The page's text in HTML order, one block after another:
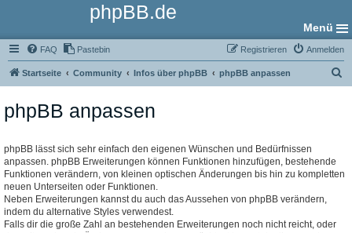
phpBB.de
Menü
FAQ Pastebin Anmelden
Registrieren
Startseite Community Infos über phpBB phpBB anpassen
phpBB anpassen
phpBB lässt sich sehr einfach den eigenen Wünschen und Bedürfnissen
anpassen. phpBB Erweiterungen können Funktionen hinzufügen, bestehende
Funktionen verändern, von kleinen optischen Änderungen bis hin zu kompletten
neuen Unterseiten oder Funktionen.
Neben Erweiterungen kannst du auch das Aussehen von phpBB verändern,
indem du alternative Styles verwendest.
Falls dir die große Zahl an bestehenden Erweiterungen noch nicht reicht, oder